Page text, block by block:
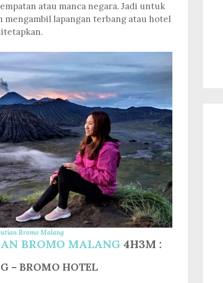
atau manca negara. Jadi untuk
mengambil lapangan terbang atau hotel
Bromo Malang
BROMO MALANG 4H3M :
– BROMO HOTEL